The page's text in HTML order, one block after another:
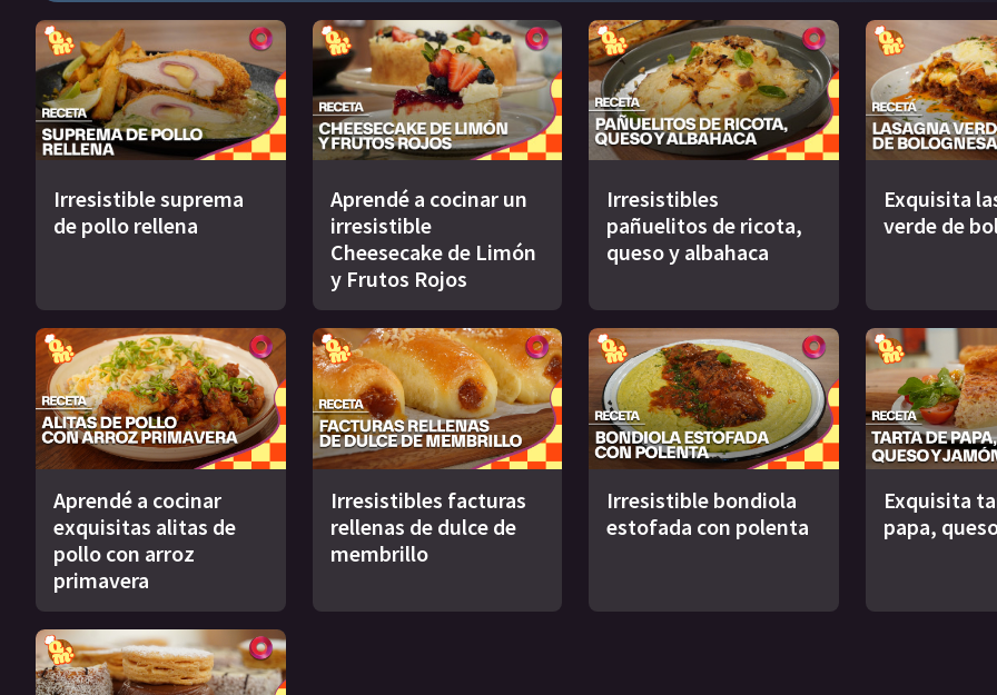
Irresistible suprema
de pollo rellena
Aprendé a cocinar un
irresistible
Cheesecake de Limón
y Frutos Rojos
Irresistibles
pañuelitos de ricota,
queso y albahaca
Exquisita
verde de
Aprendé a cocinar
exquisitas alitas de
pollo con arroz
primavera
Irresistibles facturas
rellenas de dulce de
membrillo
Irresistible bondiola
estofada con polenta
Exquisita
papa,